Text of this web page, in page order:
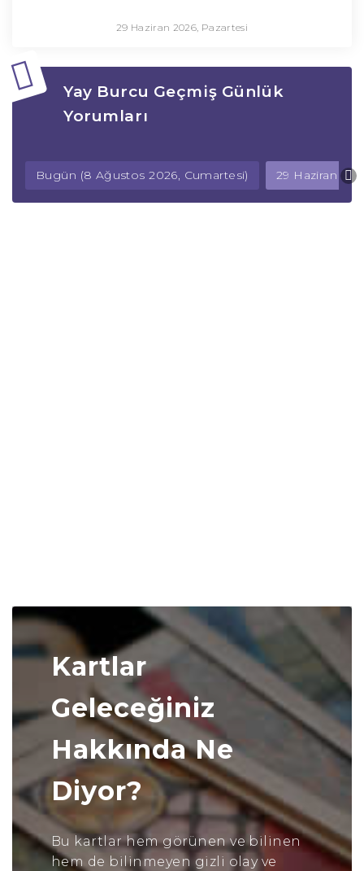
29 Haziran 2026, Pazartesi
Yay Burcu Geçmiş Günlük
Yorumları
Bugün (8 Ağustos 2026, Cumartesi) 29 Haziran
Kartlar
Geleceğiniz
Hakkında Ne
Diyor?
Bu kartlar hem görünen ve bilinen
hem de bilinmeyen gizli olay ve